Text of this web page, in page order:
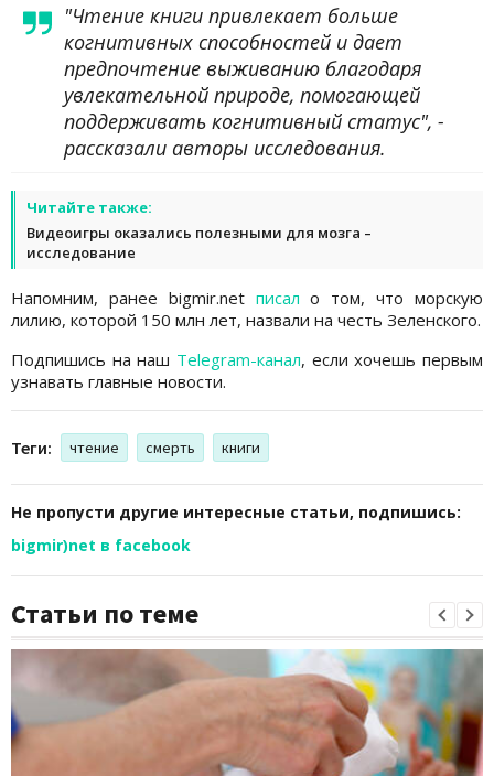
"Чтение книги привлекает больше
когнитивных способностей и дает
предпочтение выживанию благодаря
увлекательной природе, помогающей
поддерживать когнитивный статус", -
рассказали авторы исследования.
Читайте также:
Видеоигры оказались полезными для мозга –
исследование
Напомним, ранее bigmir.net писал о том, что морскую
лилию, которой 150 млн лет, назвали на честь Зеленского.
Подпишись на наш Telegram-канал, если хочешь первым
узнавать главные новости.
Теги: чтение смерть книги
Не пропусти другие интересные статьи, подпишись:
bigmir)net в facebook
Статьи по теме